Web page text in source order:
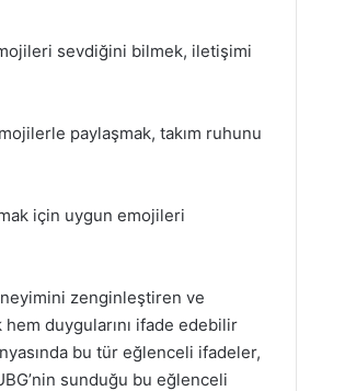
sevdiğini bilmek, iletişimi
paylaşmak, takım ruhunu
için uygun emojileri
zenginleştiren ve
duygularını ifade edebilir
bu tür eğlenceli ifadeler,
sunduğu bu eğlenceli